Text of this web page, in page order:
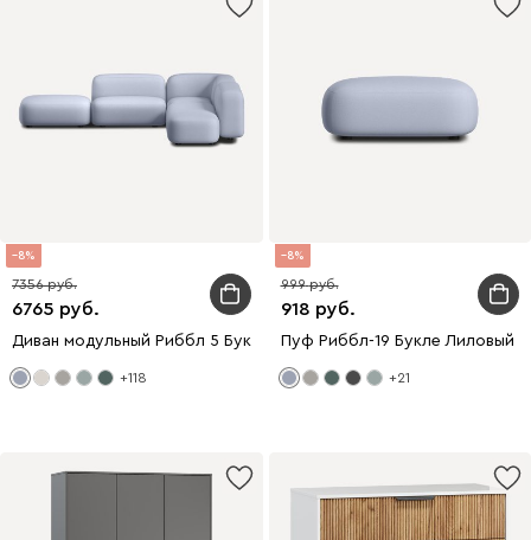
8
6765
7356
Диван модульный Риббл 5 Букле Лиловый
+118
8
918
999
Пуф Риббл-19 Букле Лиловый
+21